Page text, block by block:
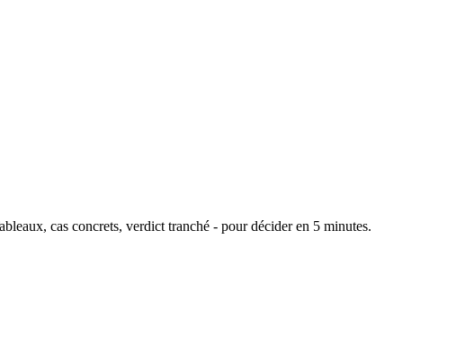
cas concrets, verdict tranché - pour décider en 5 minutes.